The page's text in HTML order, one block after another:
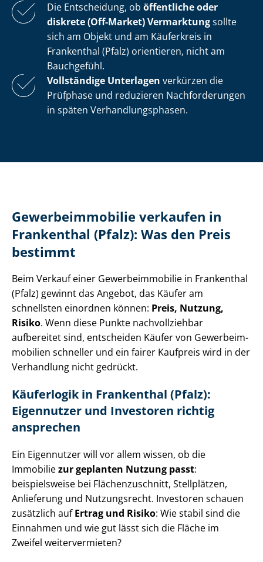
Die Entscheidung, ob öffentliche oder
diskrete (Off-Market) Vermarktungsollte
sich am Objekt und am Käuferkreis in
Frankenthal (Pfalz) orientieren, nicht am
Bauchgefühl.
Vollständige Unterlagen verkürzen die
Prüfphase und reduzieren Nachforderungen
in späten Ver­hand­lungs­pha­sen.
Ge­wer­be­im­mo­bi­lie verkaufen in
Frankenthal (Pfalz): Was den Preis
bestimmt
Beim Verkauf einer Ge­wer­be­im­mo­bi­lie in Frankenthal
(Pfalz) gewinnt das Angebot, das Käufer am
schnellsten einordnen können: Preis, Nutzung,
Risiko. Wenn diese Punkte nachvollziehbar
aufbereitet sind, entscheiden Käufer von Ge­wer­be­im­
mo­bi­li­en schneller und ein fairer Kaufpreis wird in der
Verhandlung nicht gedrückt.
Käuferlogik in Frankenthal (Pfalz):
Eigennutzer und Investoren richtig
ansprechen
Ein Eigennutzer will vor allem wissen, ob die
Immobiliezur geplanten Nutzung passt:
beispielsweise bei Flä­chen­zu­schnitt, Stellplätzen,
Anlieferung und Nutzungsrecht. Investoren schauen
zusätzlich aufErtrag und Risiko: Wie stabil sind die
Einnahmen und wie gut lässt sich die Fläche im
Zweifel weitervermieten?